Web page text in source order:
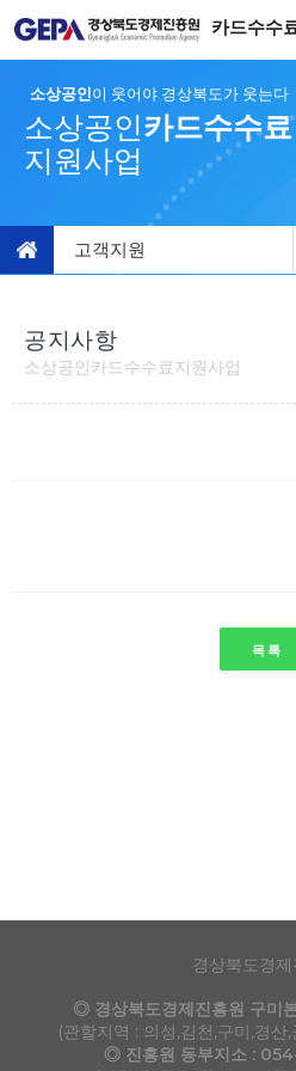
카드수수
소상공인이 웃어야 경상북도가 웃는다
소상공인카드수수료
지원사업
고객지원
공지사항
소상공인카드수수료지원사업
목록
경상북도경제
◎ 경상북도경제진흥원 구미
(관할지역 : 의성,김천,구미,경산
◎ 진흥원 동부지소 :